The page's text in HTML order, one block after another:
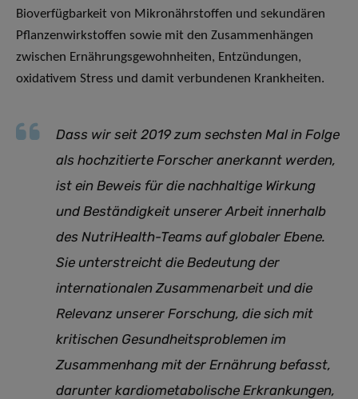
Bioverfügbarkeit von Mikronährstoffen und sekundären
Pflanzenwirkstoffen sowie mit den Zusammenhängen
zwischen Ernährungsgewohnheiten, Entzündungen,
oxidativem Stress und damit verbundenen Krankheiten.
Dass wir seit 2019 zum sechsten Mal in Folge
als hochzitierte Forscher anerkannt werden,
ist ein Beweis für die nachhaltige Wirkung
und Beständigkeit unserer Arbeit innerhalb
des NutriHealth-Teams auf globaler Ebene.
Sie unterstreicht die Bedeutung der
internationalen Zusammenarbeit und die
Relevanz unserer Forschung, die sich mit
kritischen Gesundheitsproblemen im
Zusammenhang mit der Ernährung befasst,
darunter kardiometabolische Erkrankungen,